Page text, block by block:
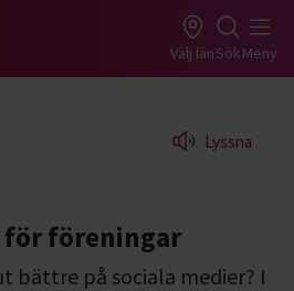
Välj länSökMeny
Lyssna
för föreningar
bättre på sociala medier? I